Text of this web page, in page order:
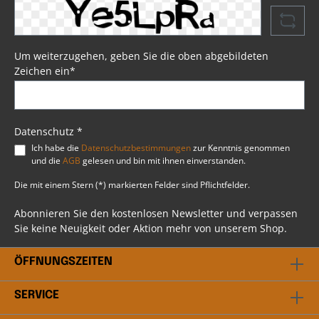
enthalten sind vier Lederriemen, die das
Anbringen der Schwingentasche am Heck Ihrer
Harley® problemlos ermöglichen. Die Tasche ist
zusätzlich durch Kunststoff und
Verstärkungsschaum gegen Verformungen bei
längerem Gebrauch geschützt. Somit ist
Favorit, ausgewählt durch unsere Profis bei BSB
nicht mit uns in Kontakt zu treten. Unser
professionelles Team steht dir gerne beratend
bei allen Fragen rund ums Thema Harley
Davidson® zur Verfügung.
Um weiterzugehen, geben Sie die oben abgebildeten
Zeichen ein*
Datenschutz *
Ich habe die Datenschutzbestimmungenzur Kenntnis genommen
und die AGB gelesen und bin mit ihnen einverstanden.
Die mit einem Stern (*) markierten Felder sind Pflichtfelder.
Abonnieren Sie den kostenlosen Newsletter und verpassen
Sie keine Neuigkeit oder Aktion mehr von unserem Shop.
ÖFFNUNGSZEITEN
SERVICE